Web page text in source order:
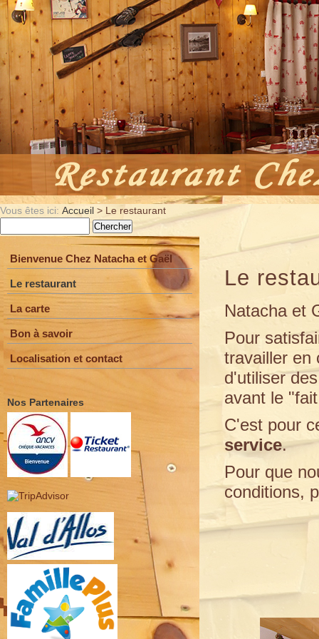
Vous êtes ici: Accueil > Le restaurant
Bienvenue Chez Natacha et Gaël
Le restaurant
La carte
Bon à savoir
Localisation et contact
Nos Partenaires
Le
Natacha et
Pour
travailler en
d'utiliser
avant le
C'est pour
service.
Pour que
conditions,